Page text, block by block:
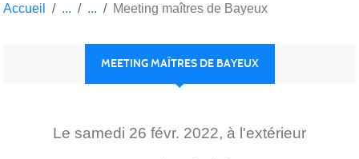
Accueil Meeting maîtres de Bayeux
MEETING MAÎTRES DE BAYEUX
Le samedi 26 févr. 2022, à l'extérieur